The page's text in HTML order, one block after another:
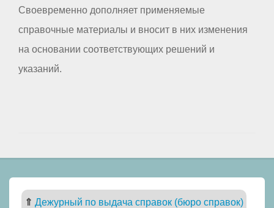
Своевременно дополняет применяемые
справочные материалы и вносит в них изменения
на основании соответствующих решений и
указаний.
⇑ Дежурный по выдача справок (бюро справок)